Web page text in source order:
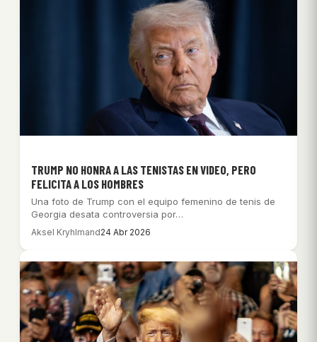
TRUMP NO HONRA A LAS TENISTAS EN VIDEO, PERO
FELICITA A LOS HOMBRES
Una foto de Trump con el equipo femenino de tenis de
Georgia desata controversia por…
Aksel Kryhlmand24 Abr 2026